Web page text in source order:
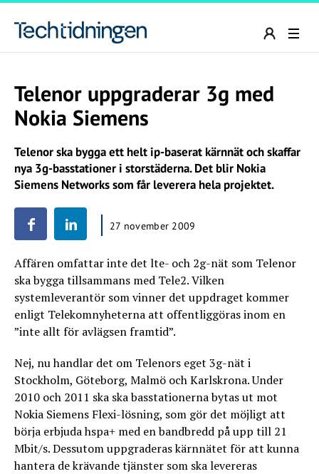
Telenor uppgraderar 3g med
Nokia Siemens
Telenor ska bygga ett helt ip-baserat kärnnät och skaffar
nya 3g-basstationer i storstäderna. Det blir Nokia
Siemens Networks som får leverera hela projektet.
27 november 2009
Affären omfattar inte det lte- och 2g-nät som Telenor
ska bygga tillsammans med Tele2. Vilken
systemleverantör som vinner det uppdraget kommer
enligt Telekomnyheterna att offentliggöras inom en
”inte allt för avlägsen framtid”.
Nej, nu handlar det om Telenors eget 3g-nät i
Stockholm, Göteborg, Malmö och Karlskrona. Under
2010 och 2011 ska ska basstationerna bytas ut mot
Nokia Siemens Flexi-lösning, som gör det möjligt att
börja erbjuda hspa+ med en bandbredd på upp till 21
Mbit/s. Dessutom uppgraderas kärnnätet för att kunna
hantera de krävande tjänster som ska levereras